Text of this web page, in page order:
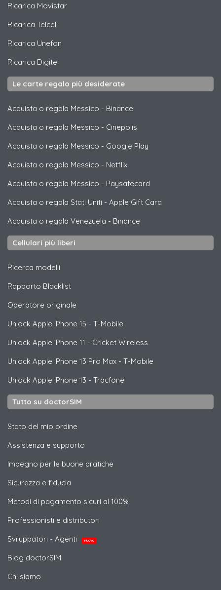
Ricarica Movistar
Ricarica Telcel
Ricarica Unefon
Ricarica Digitel
Le carte regalo più desiderate
Acquista o regala Messico - Binance
Acquista o regala Messico - Cinepolis
Acquista o regala Messico - Google Play
Acquista o regala Messico - Netflix
Acquista o regala Messico - Paysafecard
Acquista o regala Stati Uniti - Apple Gift Card
Acquista o regala Venezuela - Binance
Cellulari più liberi
Ricerca modelli
Rapporto Blacklist
Operatore originale
Unlock Apple iPhone 15 - T-Mobile
Unlock Apple iPhone 11 - Cricket Wireless
Unlock Apple iPhone 13 Pro Max - T-Mobile
Unlock Apple iPhone 13 - Tracfone
Tutto su doctorSIM
Stato del mio ordine
Assistenza e supporto
Impegno per le buone pratiche
Sicurezza e fiducia
Metodi di pagamento sicuri al 100%
Professionisti e distributori
Sviluppatori - Agenti
NUOVO
Blog doctorSIM
Chi siamo